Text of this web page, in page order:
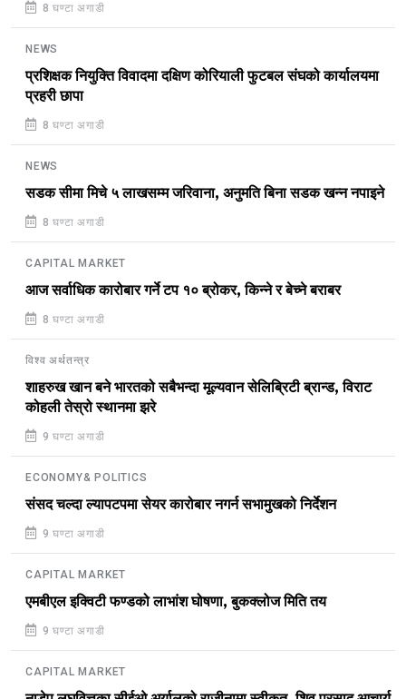
8 घण्टा अगाडी
NEWS
प्रशिक्षक नियुक्ति विवादमा दक्षिण कोरियाली फुटबल संघको कार्यालयमा
प्रहरी छापा
8 घण्टा अगाडी
NEWS
सडक सीमा मिचे ५ लाखसम्म जरिवाना, अनुमति बिना सडक खन्न नपाइने
8 घण्टा अगाडी
CAPITAL MARKET
आज सर्वाधिक कारोबार गर्ने टप १० ब्रोकर, किन्ने र बेच्ने बराबर
8 घण्टा अगाडी
विश्व अर्थतन्त्र
शाहरुख खान बने भारतको सबैभन्दा मूल्यवान सेलिब्रिटी ब्रान्ड, विराट
कोहली तेस्रो स्थानमा झरे
9 घण्टा अगाडी
ECONOMY& POLITICS
संसद चल्दा ल्यापटपमा सेयर कारोबार नगर्न सभामुखको निर्देशन
9 घण्टा अगाडी
CAPITAL MARKET
एमबीएल इक्विटी फण्डको लाभांश घोषणा, बुकक्लोज मिति तय
9 घण्टा अगाडी
CAPITAL MARKET